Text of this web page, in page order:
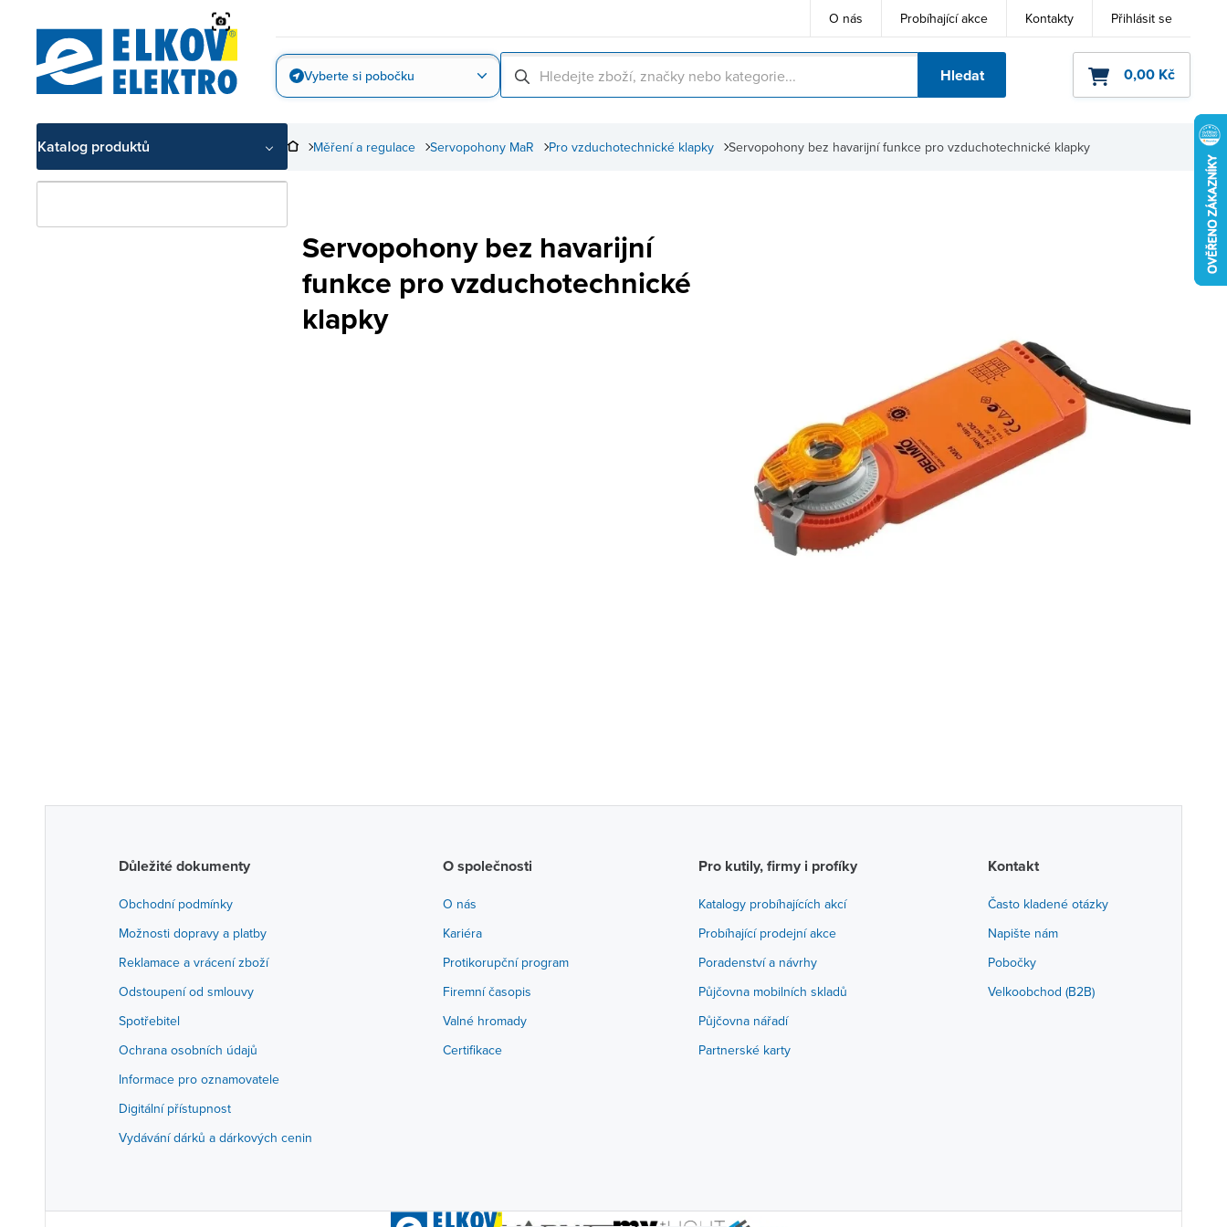
O nás Probíhající akce Kontakty Přihlásit se
Vyberte si pobočku Hledat 0,00 Kč
Katalog produktů Servopohony bez havarijní funkce pro vzduchotechnické klapky
Pro vzduchotechnické klapky
Servopohony MaR
Měření a regulace
Servopohony bez havarijní
funkce pro vzduchotechnické
klapky
Důležité dokumenty
Obchodní podmínky
Možnosti dopravy a platby
Reklamace a vrácení zboží
Odstoupení od smlouvy
Spotřebitel
Ochrana osobních údajů
Informace pro oznamovatele
Digitální přístupnost
Vydávání dárků a dárkových cenin
O společnosti
O nás
Kariéra
Protikorupční program
Firemní časopis
Valné hromady
Certifikace
Pro kutily, firmy i profíky
Katalogy probíhajících akcí
Probíhající prodejní akce
Poradenství a návrhy
Půjčovna mobilních skladů
Půjčovna nářadí
Partnerské karty
Kontakt
Často kladené otázky
Napište nám
Pobočky
Velkoobchod (B2B)